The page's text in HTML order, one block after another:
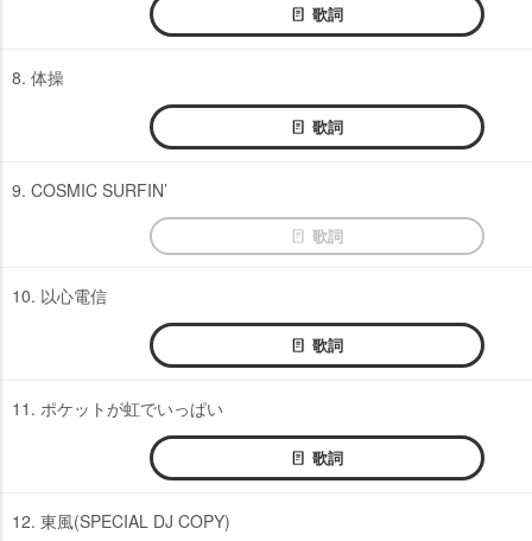
歌詞
8. 体操
歌詞
9. COSMIC SURFIN’
歌詞
10. 以心電信
歌詞
11. ポケットが虹でいっぱい
歌詞
12. 東風(SPECIAL DJ COPY)